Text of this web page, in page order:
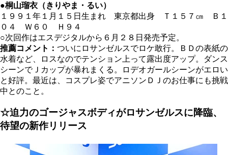
●桐山瑠衣（きりやま・るい）
１９９１年１月１５日生まれ 東京都出身 Ｔ１５７ ㎝ Ｂ１
０４ Ｗ６０ Ｈ９４
○次回作はエスデジタルから６月２８日発売予定。
推薦コメント： ついにロサンゼルスでロケ敢行。ＢＤの表紙の
水着など、ロスなのでテンション上って露出度アップ。ダンス
シーンでＪカップが暴れまくる。ロデオガールシーンがエロい
と好評。最近は、コスプレ姿でアニソンＤＪのお仕事にも挑戦
中とのこと。
☆迫力のゴージャスボディがロサンゼルスに降臨、
待望の新作リリース